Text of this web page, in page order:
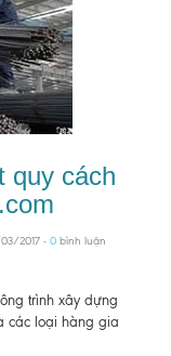
quy cách
2017 - 0 bình luận
trình xây dựng
các loại hàng gia